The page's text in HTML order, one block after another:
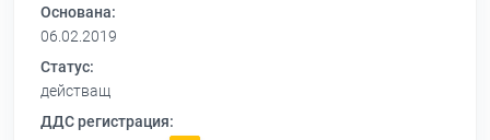
Основана:
06.02.2019
Статус:
действащ
ДДС регистрация: